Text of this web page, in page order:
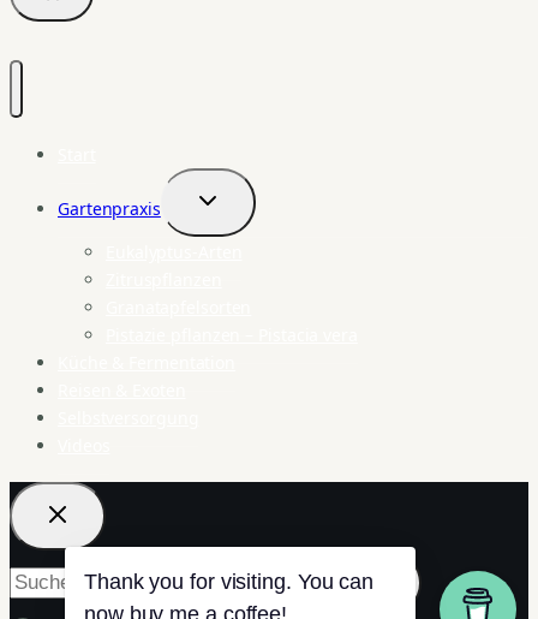
Gartenpraxis
Untermenü
umschalten
Suchen
nach:
Thank you for visiting. You can
now buy me a coffee!